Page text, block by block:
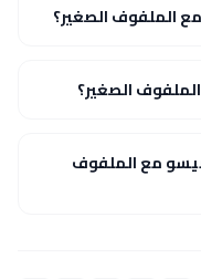
الملفوف الصغير؟
الصغير؟
مع الملفوف